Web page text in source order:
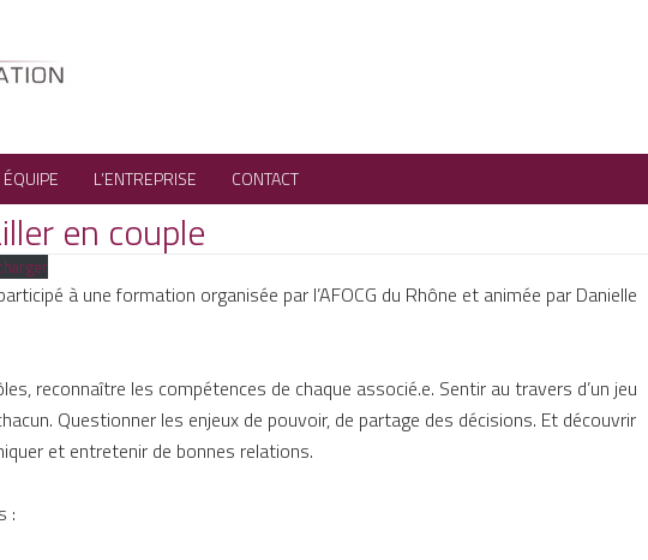
ÉQUIPE L’ENTREPRISE CONTACT
en couple
à une formation organisée par l’AFOCG du Rhône et animée par Danielle
reconnaître les compétences de chaque associé.e. Sentir au travers d’un jeu
Questionner les enjeux de pouvoir, de partage des décisions. Et découvrir
et entretenir de bonnes relations.
: